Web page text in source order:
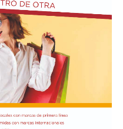
de la UNESCO
a los reclamos que
realizando desde el
expectativa de que el
revisión más
antes de que las
de Viedma
de
y políticas en las
de manifestantes
objetos contundentes
federales de seguridad
baldosas y
proyectiles. También
edilicias y en